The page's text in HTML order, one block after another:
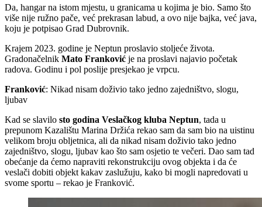
Da, hangar na istom mjestu, u granicama u kojima je bio. Samo što
više nije ružno pače, već prekrasan labud, a ovo nije bajka, već java,
koju je potpisao Grad Dubrovnik.
Krajem 2023. godine je Neptun proslavio stoljeće života.
Gradonačelnik Mato Franković je na proslavi najavio početak
radova. Godinu i pol poslije presjekao je vrpcu.
Franković: Nikad nisam doživio tako jedno zajedništvo, slogu,
ljubav
Kad se slavilo sto godina Veslačkog kluba Neptun, tada u
prepunom Kazalištu Marina Držića rekao sam da sam bio na uistinu
velikom broju obljetnica, ali da nikad nisam doživio tako jedno
zajedništvo, slogu, ljubav kao što sam osjetio te večeri. Dao sam tad
obećanje da ćemo napraviti rekonstrukciju ovog objekta i da će
veslači dobiti objekt kakav zaslužuju, kako bi mogli napredovati u
svome sportu – rekao je Franković.